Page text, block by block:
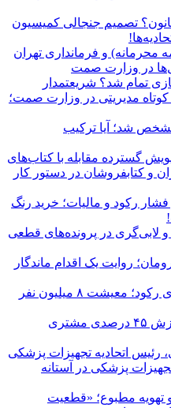
تصمیم جنجالی کمیسیون
محرمانه) و فرمانداری تهران
در وزارت صمت
بازی تمام شد؟ شریعتمدار
مدیریتی در وزارت صمت؛
مشخص شد؛ آیا ترکیب
پویش گسترده مقابله با کتاب‌های
و کتابفروشان در دستور کار
فشار رکود و مالیات؛ خرید رنگ
و لابی‌گری در پرونده‌های قطعی
محرومان؛ روایت یک اقدام ماندگار
فرش دستباف ایران در تنگنای رکود؛ معیشت ۸ میلیون نفر
سفره مردم کوچک‌تر شد؛ ریزش ۴۵ درصدی مشتری
رئیس اتحادیه تجهیزات پزشکی
پزشکی در آستانه
تهویه مطبوع؛ «قطعیت